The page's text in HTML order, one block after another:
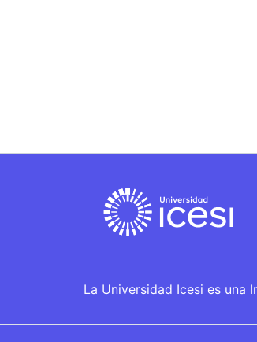
La Universidad Icesi es una